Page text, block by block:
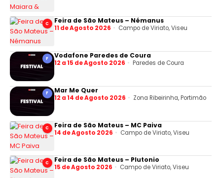
C Feira de São Mateus – Némanus
11 de Agosto 2026 Campo de Viriato, Viseu
F Vodafone Paredes de Coura
12 a 15 de Agosto 2026 Paredes de Coura
F Mar Me Quer
12 a 14 de Agosto 2026 Zona Ribeirinha, Portimão
C Feira de São Mateus – MC Paiva
14 de Agosto 2026 Campo de Viriato, Viseu
C Feira de São Mateus – Plutonio
15 de Agosto 2026 Campo de Viriato, Viseu